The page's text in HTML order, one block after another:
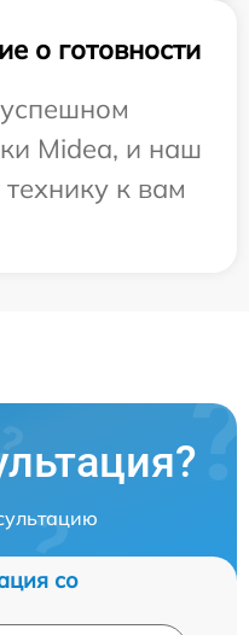
о готовности
Midea, и наш
к вам
со